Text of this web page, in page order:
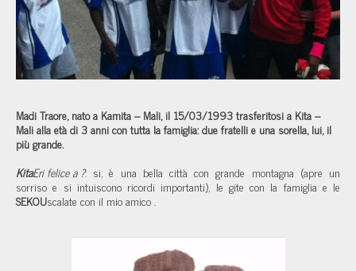
Madi Traore, nato a Kamita – Mali, il 15/03/1993 trasferitosi a Kita –
Mali alla età di 3 anni con tutta la famiglia: due fratelli e una sorella, lui, il
più grande.
Eri felice a
Kita ?: si, è una bella città con grande montagna (apre un
sorriso e si intuiscono ricordi importanti), le gite con la famiglia e le
scalate con il mio amico
SEKOU .